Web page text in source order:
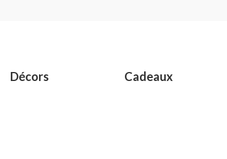
Décors Cadeaux